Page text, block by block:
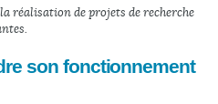
réalisation de projets de recherche
son fonctionnement